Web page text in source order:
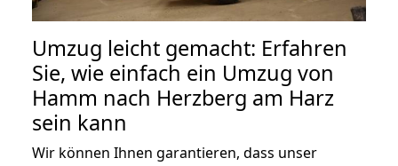
Umzug leicht gemacht: Erfahren
Sie, wie einfach ein Umzug von
Hamm nach Herzberg am Harz
sein kann
Wir können Ihnen garantieren, dass unser